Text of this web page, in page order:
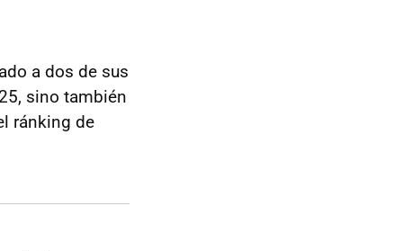
a dos de sus
sino también
ránking de